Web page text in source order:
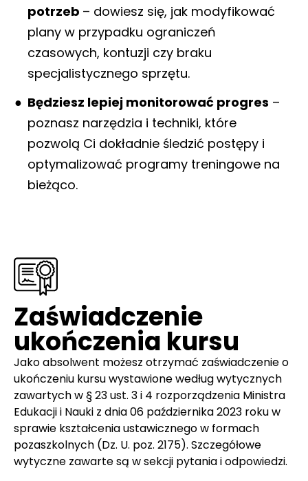
potrzeb – dowiesz się, jak modyfikować
plany w przypadku ograniczeń
czasowych, kontuzji czy braku
specjalistycznego sprzętu.
Będziesz lepiej monitorować progres –
poznasz narzędzia i techniki, które
pozwolą Ci dokładnie śledzić postępy i
optymalizować programy treningowe na
bieżąco.
Zaświadczenie
ukończenia kursu
Jako absolwent możesz otrzymać zaświadczenie o
ukończeniu kursu wystawione według wytycznych
zawartych w § 23 ust. 3 i 4 rozporządzenia Ministra
Edukacji i Nauki z dnia 06 października 2023 roku w
sprawie kształcenia ustawicznego w formach
pozaszkolnych (Dz. U. poz. 2175). Szczegółowe
wytyczne zawarte są w sekcji pytania i odpowiedzi.